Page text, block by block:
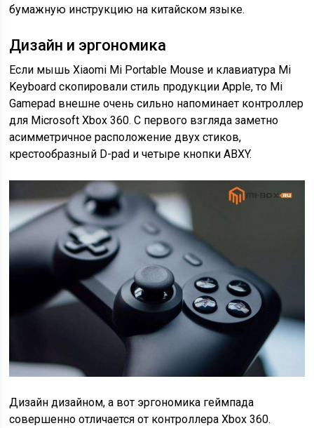
бумажную инструкцию на китайском языке.
Дизайн и эргономика
Если мышь Xiaomi Mi Portable Mouse и клавиатура Mi
Keyboard скопировали стиль продукции Apple, то Mi
Gamepad внешне очень сильно напоминает контроллер
для Microsoft Xbox 360. C первого взгляда заметно
асимметричное расположение двух стиков,
крестообразный D-pad и четыре кнопки ABXY.
Дизайн дизайном, а вот эргономика геймпада
совершенно отличается от контроллера Xbox 360.